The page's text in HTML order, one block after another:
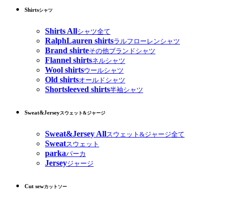
Shirtsシャツ
Shirts Allシャツ全て
RalphLauren shirtsラルフローレンシャツ
Brand shirteその他ブランドシャツ
Flannel shirtsネルシャツ
Wool shirtsウールシャツ
Old shirtsオールドシャツ
Shortsleeved shirts半袖シャツ
Sweat&Jerseyスウェット&ジャージ
Sweat&Jersey Allスウェット&ジャージ全て
Sweatスウェット
parkaパーカ
Jerseyジャージ
Cut sewカットソー